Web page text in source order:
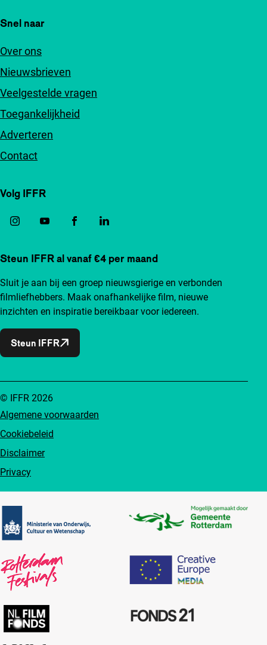
Snel naar
Over ons
Nieuwsbrieven
Veelgestelde vragen
Toegankelijkheid
Adverteren
Contact
Volg IFFR
Steun IFFR al vanaf €4 per maand
Sluit je aan bij een groep nieuwsgierige en verbonden
filmliefhebbers. Maak onafhankelijke film, nieuwe
inzichten en inspiratie bereikbaar voor iedereen.
Steun IFFR
Algemene voorwaarden
Cookiebeleid
Disclaimer
Privacy
© IFFR 2026